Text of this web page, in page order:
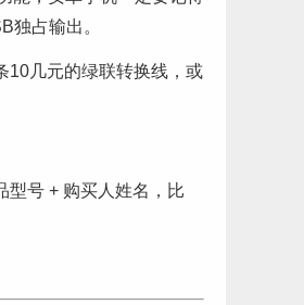
独占输出。
10几元的绿联转换线，或
号 + 购买人姓名，比